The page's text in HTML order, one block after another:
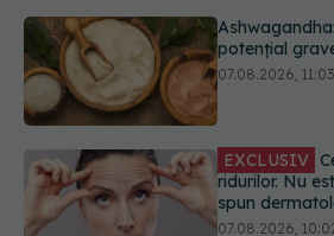
EXCLUSIV
ridurilor. Nu
spun
Ce se
consumăm
07.08.2026,